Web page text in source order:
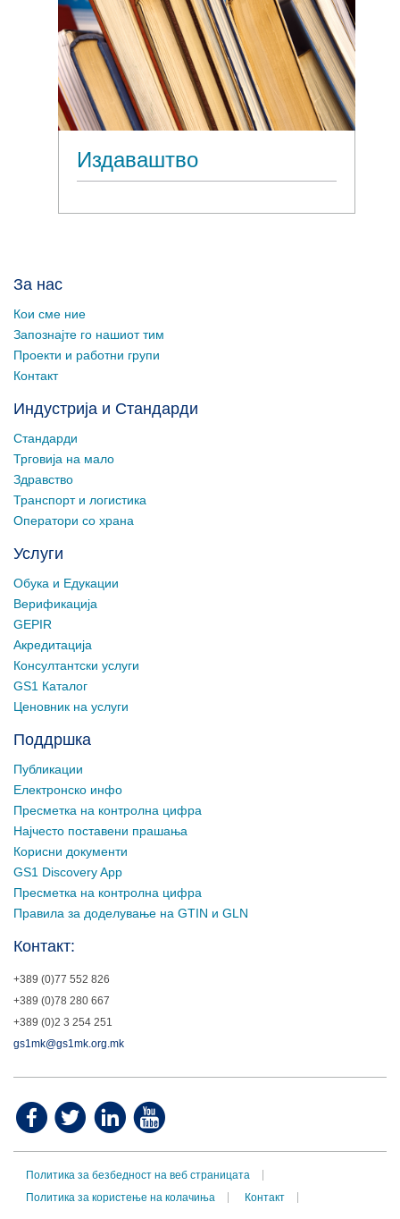
Издаваштво
За нас
Кои сме ние
Запознајте го нашиот тим
Проекти и работни групи
Контакт
Индустрија и Стандарди
Стандарди
Трговија на мало
Здравство
Транспорт и логистика
Оператори со храна
Услуги
Обука и Едукации
Верификација
GEPIR
Акредитација
Консултантски услуги
GS1 Каталог
Ценовник на услуги
Поддршка
Публикации
Електронско инфо
Пресметка на контролна цифра
Најчесто поставени прашања
Корисни документи
GS1 Discovery App
Пресметка на контролна цифра
Правила за доделување на GTIN и GLN
Контакт:
+389 (0)77 552 826
+389 (0)78 280 667
+389 (0)2 3 254 251
gs1mk@gs1mk.org.mk
Политика за безбедност на веб страницата
Политика за користење на колачиња
Контакт